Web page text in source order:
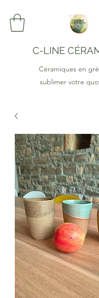
C-LINE
Céramiques en
sublimer votre